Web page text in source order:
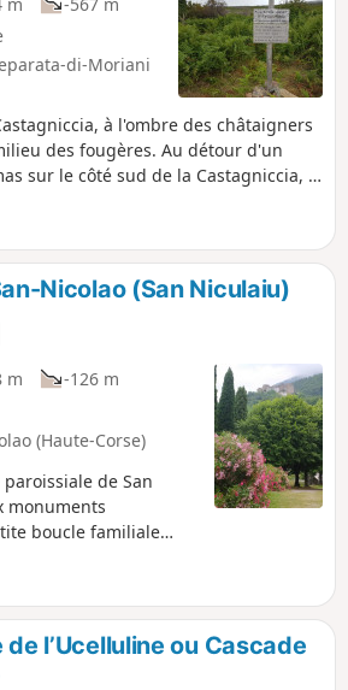
di-Moriani
à l'ombre des châtaigners
des fougères. Au détour d'un
sur le côté sud de la Castagniccia, la
d'étranges sculptures façonnées par
vestiges d'immenses châtaigniers.
Nicolao (San Niculaiu)
m
-126 m
(Haute-Corse)
de San
monuments
boucle familiale
San Nicolao avec
l’Ucelluline ou Cascade